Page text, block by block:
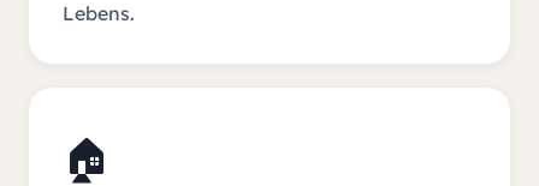
Lebens.
🏠